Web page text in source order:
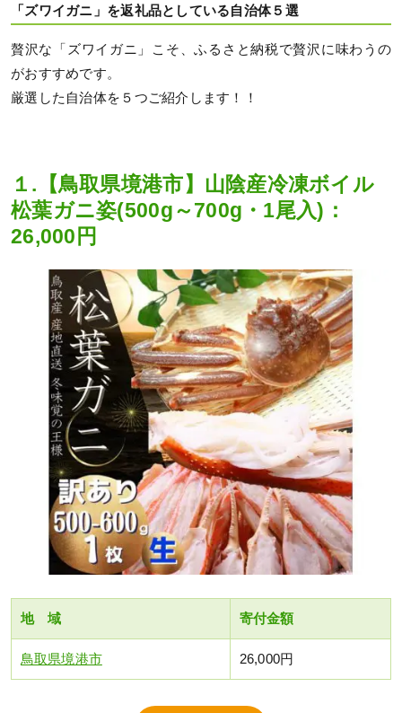
「ズワイガニ」を返礼品としている自治体５選
贅沢な「ズワイガニ」こそ、ふるさと納税で贅沢に味わうの
がおすすめです。
厳選した自治体を５つご紹介します！！
１.【鳥取県境港市】山陰産冷凍ボイル
松葉ガニ姿(500g～700g・1尾入)：
26,000円
地 域 寄付金額
鳥取県境港市 26,000円